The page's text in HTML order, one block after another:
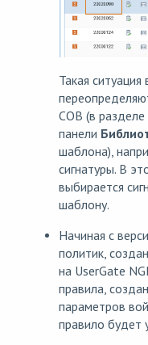
Такая
СОВ (в разделе
панели
шаблона),
сигнатуры. В
выбирается
шаблону.
Начиная с
политик,
на UserGate
правила,
параметров
правило будет